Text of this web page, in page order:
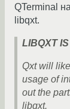
QTerminal
libqxt.
LIBQXT
Qxt will
usage of
out the
libqxt.